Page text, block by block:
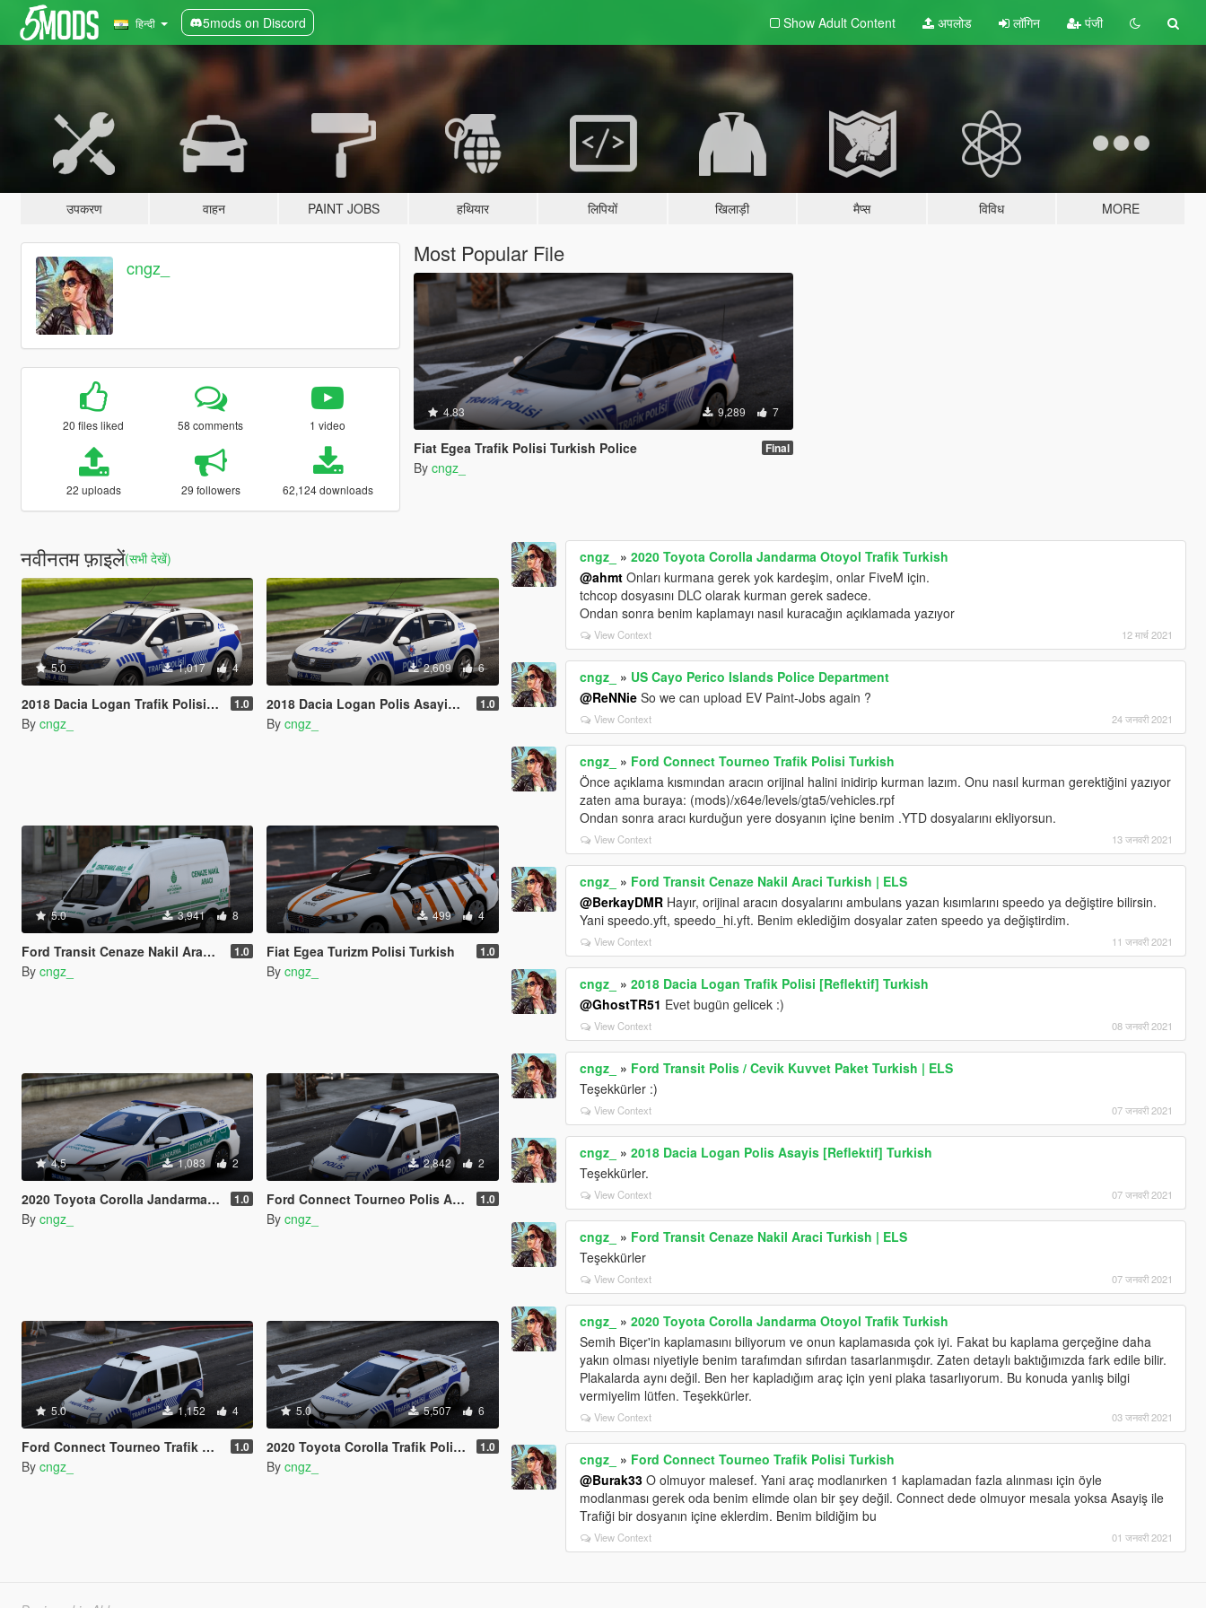
हिन्दी 5mods on Discord Show Adult Content अपलोड लॉगिन पंजी
उपकरण वाहन PAINT JOBS हथियार लिपियों खिलाड़ी मैप्स विविध MORE
cngz_
20 files liked 58 comments 1 video
22 uploads 29 followers 62,124 downloads
Most Popular File
4.83 9,289 7
Fiat Egea Trafik Polisi Turkish Police Final
By cngz_
नवीनतम फ़ाइलें(सभी देखें)
5.0 1,017 4
2018 Dacia Logan Trafik Polisi [Reflektif] Turkish 1.0
By cngz_
2,609 6
2018 Dacia Logan Polis Asayis [Reflektif] Turkish 1.0
By cngz_
5.0 3,941 8
Ford Transit Cenaze Nakil Araci Turkish | ELS 1.0
By cngz_
499 4
Fiat Egea Turizm Polisi Turkish 1.0
By cngz_
4.5 1,083 2
2020 Toyota Corolla Jandarma Otoyol Trafik Turkish 1.0
By cngz_
2,842 2
Ford Connect Tourneo Polis Asayis Turkish 1.0
By cngz_
5.0 1,152 4
Ford Connect Tourneo Trafik Polisi Turkish 1.0
By cngz_
5.0 5,507 6
2020 Toyota Corolla Trafik Polisi Turkish 1.0
By cngz_
cngz_ »2020 Toyota Corolla Jandarma Otoyol Trafik Turkish
@ahmt Onları kurmana gerek yok kardeşim, onlar FiveM için.
tchcop dosyasını DLC olarak kurman gerek sadece.
Ondan sonra benim kaplamayı nasıl kuracağın açıklamada yazıyor
View Context 12 मार्च 2021
cngz_ » US Cayo Perico Islands Police Department
@ReNNie So we can upload EV Paint-Jobs again ?
View Context 24 जनवरी 2021
cngz_ » Ford Connect Tourneo Trafik Polisi Turkish
Önce açıklama kısmından aracın orijinal halini inidirip kurman lazım. Onu nasıl kurman gerektiğini yazıyor
zaten ama buraya: (mods)/x64e/levels/gta5/vehicles.rpf
Ondan sonra aracı kurduğun yere dosyanın içine benim .YTD dosyalarını ekliyorsun.
View Context 13 जनवरी 2021
cngz_ » Ford Transit Cenaze Nakil Araci Turkish | ELS
@BerkayDMR Hayır, orijinal aracın dosyalarını ambulans yazan kısımlarını speedo ya değiştire bilirsin.
Yani speedo.yft, speedo_hi.yft. Benim eklediğim dosyalar zaten speedo ya değiştirdim.
View Context 11 जनवरी 2021
cngz_ »2018 Dacia Logan Trafik Polisi [Reflektif] Turkish
@GhostTR51 Evet bugün gelicek :)
View Context 08 जनवरी 2021
cngz_ » Ford Transit Polis / Cevik Kuvvet Paket Turkish | ELS
Teşekkürler :)
View Context 07 जनवरी 2021
cngz_ »2018 Dacia Logan Polis Asayis [Reflektif] Turkish
Teşekkürler.
View Context 07 जनवरी 2021
cngz_ » Ford Transit Cenaze Nakil Araci Turkish | ELS
Teşekkürler
View Context 07 जनवरी 2021
cngz_ »2020 Toyota Corolla Jandarma Otoyol Trafik Turkish
Semih Biçer'in kaplamasını biliyorum ve onun kaplamasıda çok iyi. Fakat bu kaplama gerçeğine daha
yakın olması niyetiyle benim tarafımdan sıfırdan tasarlanmışdır. Zaten detaylı baktığımızda fark edile bilir.
Plakalarda aynı değil. Ben her kapladığım araç için yeni plaka tasarlıyorum. Bu konuda yanlış bilgi
vermiyelim lütfen. Teşekkürler.
View Context 03 जनवरी 2021
cngz_ » Ford Connect Tourneo Trafik Polisi Turkish
@Burak33 O olmuyor malesef. Yani araç modlanırken 1 kaplamadan fazla alınması için öyle
modlanması gerek oda benim elimde olan bir şey değil. Connect dede olmuyor mesala yoksa Asayiş ile
Trafiği bir dosyanın içine eklerdim. Benim bildiğim bu
View Context 01 जनवरी 2021